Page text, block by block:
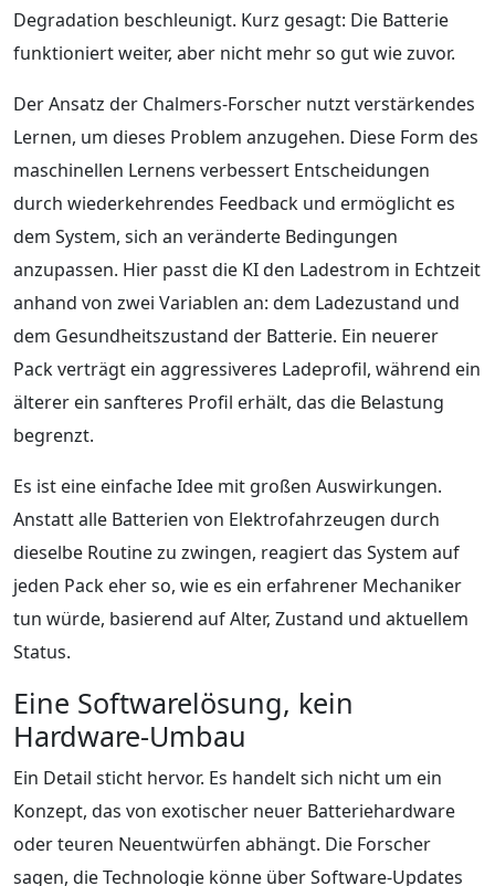
Degradation beschleunigt. Kurz gesagt: Die Batterie
funktioniert weiter, aber nicht mehr so gut wie zuvor.
Der Ansatz der Chalmers-Forscher nutzt verstärkendes
Lernen, um dieses Problem anzugehen. Diese Form des
maschinellen Lernens verbessert Entscheidungen
durch wiederkehrendes Feedback und ermöglicht es
dem System, sich an veränderte Bedingungen
anzupassen. Hier passt die KI den Ladestrom in Echtzeit
anhand von zwei Variablen an: dem Ladezustand und
dem Gesundheitszustand der Batterie. Ein neuerer
Pack verträgt ein aggressiveres Ladeprofil, während ein
älterer ein sanfteres Profil erhält, das die Belastung
begrenzt.
Es ist eine einfache Idee mit großen Auswirkungen.
Anstatt alle Batterien von Elektrofahrzeugen durch
dieselbe Routine zu zwingen, reagiert das System auf
jeden Pack eher so, wie es ein erfahrener Mechaniker
tun würde, basierend auf Alter, Zustand und aktuellem
Status.
Eine Softwarelösung, kein
Hardware-Umbau
Ein Detail sticht hervor. Es handelt sich nicht um ein
Konzept, das von exotischer neuer Batteriehardware
oder teuren Neuentwürfen abhängt. Die Forscher
sagen, die Technologie könne über Software-Updates